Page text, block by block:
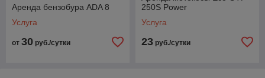
Аренда бензобура ADA 8
Услуга
от 30 руб./сутки
250S Power
Услуга
23 руб./сутки